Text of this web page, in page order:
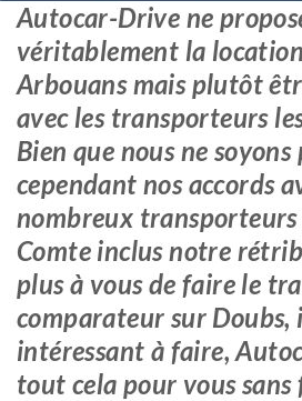
Autocar-Drive ne
véritablement la
Arbouans mais plutôt
avec les transporteurs
Bien que nous ne soyons
cependant nos accords
nombreux transporteurs
Comte inclus notre
plus à vous de faire le
comparateur sur Doubs,
intéressant à faire,
tout cela pour vous sans